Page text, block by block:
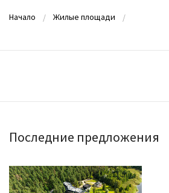
Начало Жилые площади
Последние предложения